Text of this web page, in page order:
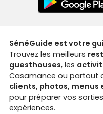
SénéGuide est votre
Trouvez les meilleurs
guesthouses, les
Casamance ou partout
clients, photos,
pour préparer vos
expériences.